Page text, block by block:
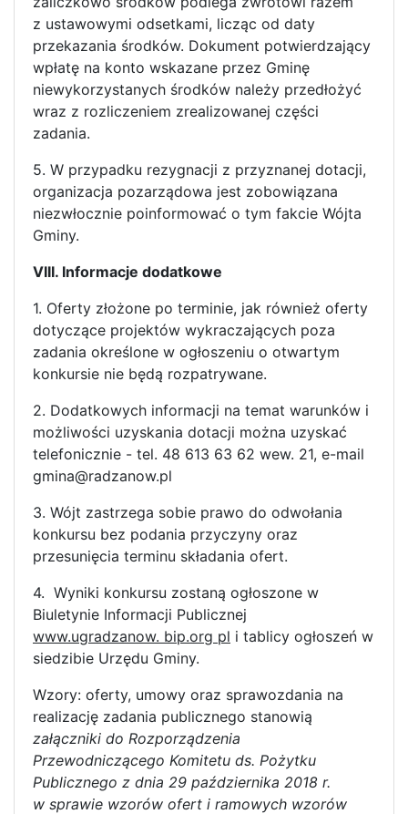
z ustawowymi odsetkami, licząc od daty
przekazania środków. Dokument potwierdzający
wpłatę na konto wskazane przez Gminę
niewykorzystanych środków należy przedłożyć
wraz z rozliczeniem zrealizowanej części
zadania.
5. W przypadku rezygnacji z przyznanej dotacji,
organizacja pozarządowa jest zobowiązana
niezwłocznie poinformować o tym fakcie Wójta
Gminy.
VIII. Informacje dodatkowe
1. Oferty złożone po terminie, jak również oferty
dotyczące projektów wykraczających poza
zadania określone w ogłoszeniu o otwartym
konkursie nie będą rozpatrywane.
2. Dodatkowych informacji na temat warunków i
możliwości uzyskania dotacji można uzyskać
telefonicznie - tel. 48 613 63 62 wew. 21, e-mail
gmina@radzanow.pl
3. Wójt zastrzega sobie prawo do odwołania
konkursu bez podania przyczyny oraz
przesunięcia terminu składania ofert.
4. Wyniki konkursu zostaną ogłoszone w
Biuletynie Informacji Publicznej
www.ugradzanow. bip.org pl i tablicy ogłoszeń w
siedzibie Urzędu Gminy.
Wzory: oferty, umowy oraz sprawozdania na
realizację zadania publicznego stanowią
załączniki do Rozporządzenia
Przewodniczącego Komitetu ds. Pożytku
Publicznego z dnia 29 października 2018 r.
w sprawie wzorów ofert i ramowych wzorów